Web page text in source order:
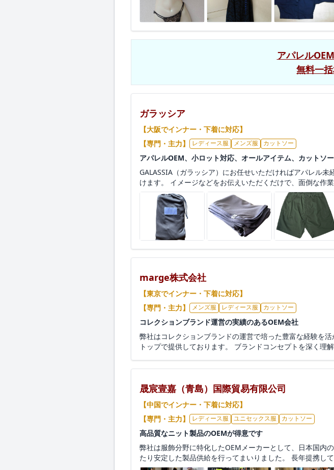
アパレル
無料一
ガラッシア
【大阪でインナー・下着に対応】
【専門・主力】
レディース服 メンズ服 カットソー
アパレルOEM、小ロット対応、オールアイテム、カットソ
GALASSIA（ガラッシア）にお任せいただければアパレル
けます。 イメージなどをお伝えいただくだけで、面倒な作
marge株式会社
【東京でインナー・下着に対応】
【専門・主力】
メンズ服 レディース服 カットソー
コレクションブランド運営の実績のあるOEM会社
弊社はコレクションブランドの運営で培った豊富な経験を
トップで提供しております。 ブランドコンセプトを深く理
晟宸壹嘉（青島）国際貿易有限公司
【中国でインナー・下着に対応】
【専門・主力】
レディース服 ユニセックス服 カットソー
高品質なニット製品のOEMが得意です
弊社は服飾分野に特化したOEMメーカーとして、日本国内
たり安定した製品供給を行ってまいりました。 長年提携し